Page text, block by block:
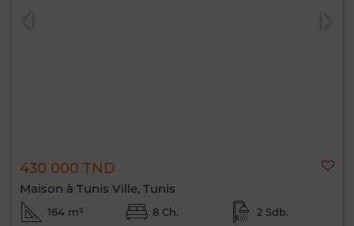
430 000 TND
Maison à Tunis Ville, Tunis
164 m² 8 Ch. 2 Sdb.